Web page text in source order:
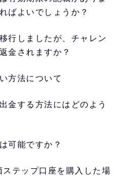
ばよいでしょうか？
行しましたが、チャレン
金されますか？
方法について
金する方法にはどのよう
可能ですか？
テップ口座を購入した場